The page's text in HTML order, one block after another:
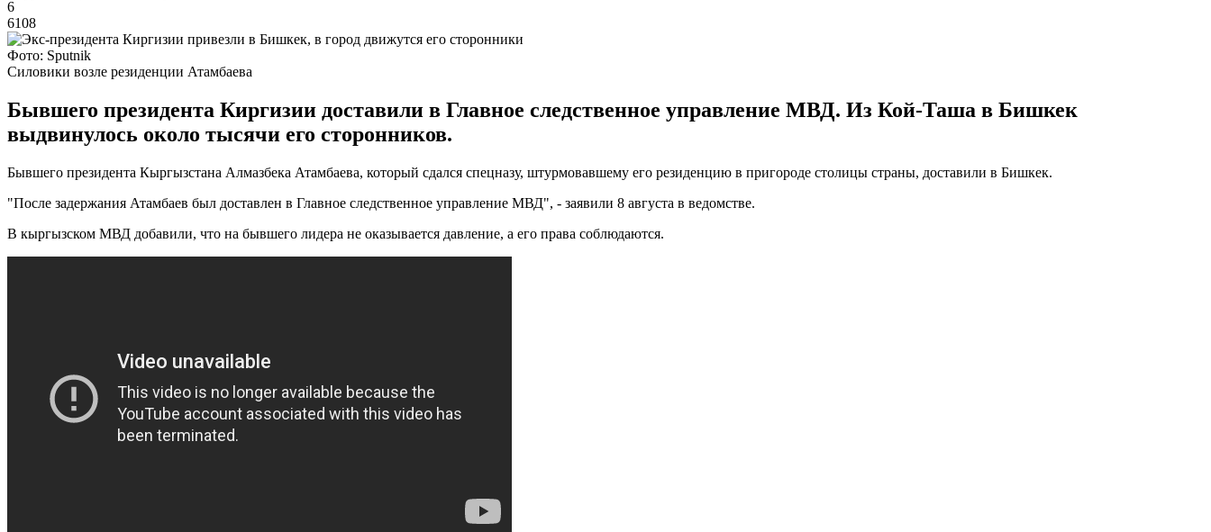
6
6108
Фото: Sputnik
Силовики возле резиденции Атамбаева
Бывшего президента Киргизии доставили в Главное следственное управление МВД. Из Кой-Таша в Бишкек
выдвинулось около тысячи его сторонников.
Бывшего президента Кыргызстана Алмазбека Атамбаева, который сдался спецназу, штурмовавшему его резиденцию в пригороде столицы страны, доставили в Бишкек.
"После задержания Атамбаев был доставлен в Главное следственное управление МВД", - заявили 8 августа в ведомстве.
В кыргызском МВД добавили, что на бывшего лидера не оказывается давление, а его права соблюдаются.